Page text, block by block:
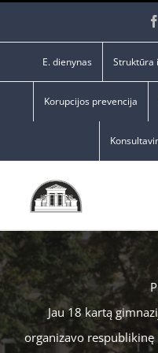
E. dienynas Struktūra
Korupcijos prevencija
Jau 18 kartą
organizavo